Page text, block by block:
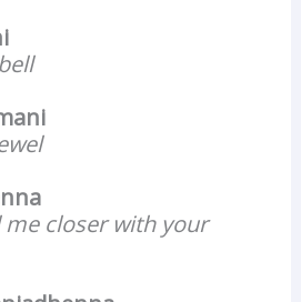
me closer with your